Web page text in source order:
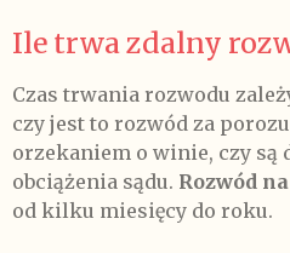
Ile trwa zdalny
Czas trwania rozwodu
czy jest to rozwód za
orzekaniem o winie, czy są
obciążenia sądu. Rozwód
od kilku miesięcy do roku.